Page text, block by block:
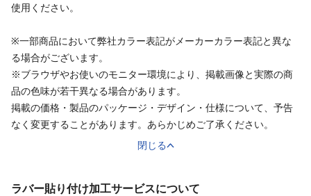
使用ください。
※一部商品において弊社カラー表記がメーカーカラー表記と異な
る場合がございます。
※ブラウザやお使いのモニター環境により、掲載画像と実際の商
品の色味が若干異なる場合があります。
掲載の価格・製品のパッケージ・デザイン・仕様について、予告
なく変更することがあります。あらかじめご了承ください。
閉じる
ラバー貼り付け加工サービスについて